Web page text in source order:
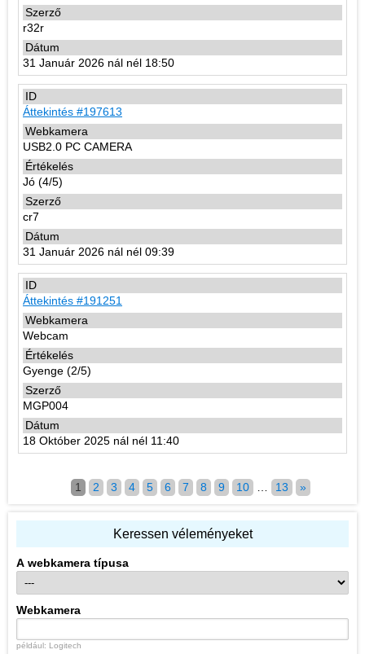
r32r
31 Január 2026 nál nél 18:50
Áttekintés #197613
USB2.0 PC CAMERA
Jó (4/5)
cr7
31 Január 2026 nál nél 09:39
Áttekintés #191251
Webcam
Gyenge (2/5)
MGP004
18 Október 2025 nál nél 11:40
1 2 3 4 5 6 7 8 9 10 13 »
Keressen véleményeket
A webkamera típusa
Webkamera
például: Logitech